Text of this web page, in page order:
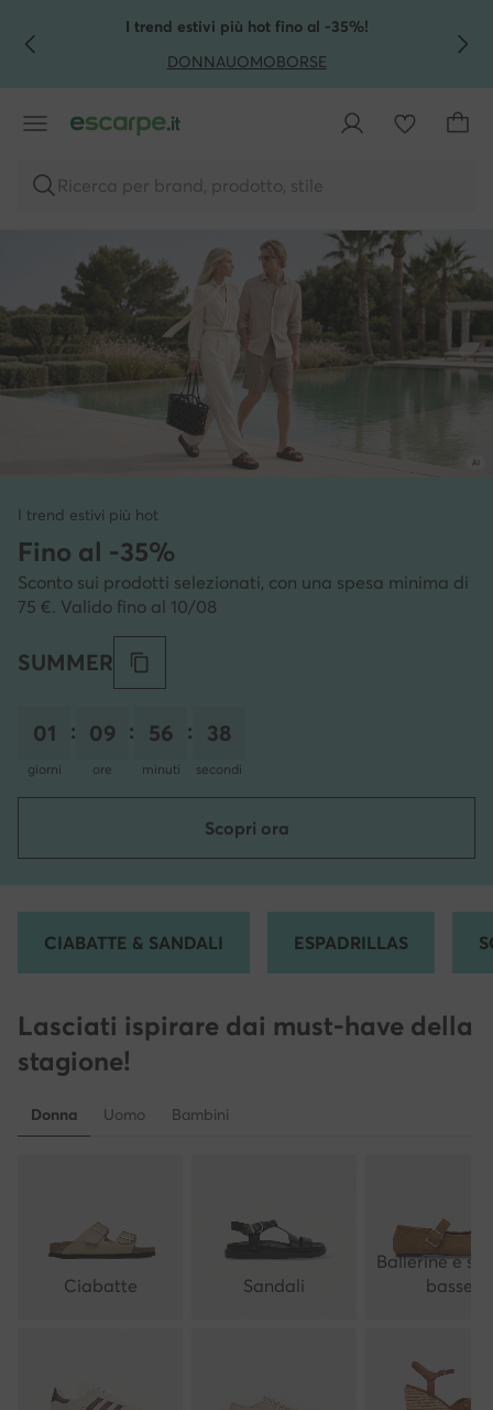
VAI AL CONTENUTO PRINCIPALE
VAI ALLA RICERCAI trend estivi più hot fino al -35%!
DONNAUOMOBORSE
Ricerca per brand, prodotto, stile
I trend estivi più hot
Fino al -35%
Sconto sui prodotti selezionati, con una spesa minima di
75 €. Valido fino al 10/08
SUMMER
01
giorni
: 09
ore
: 56
minuti
: 36
secondi
Scopri ora
CIABATTE & SANDALI ESPADRILLAS
Lasciati ispirare dai must-have della
stagione!
Donna Uomo Bambini
Ciabatte Sandali
Ballerine e
basse